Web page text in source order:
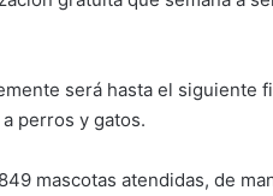
será hasta el siguiente
perros y gatos.
mascotas atendidas, de